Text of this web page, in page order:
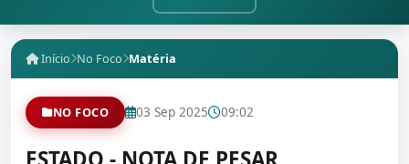
Início No Foco Matéria
NO FOCO 03 Sep 2025 09:02